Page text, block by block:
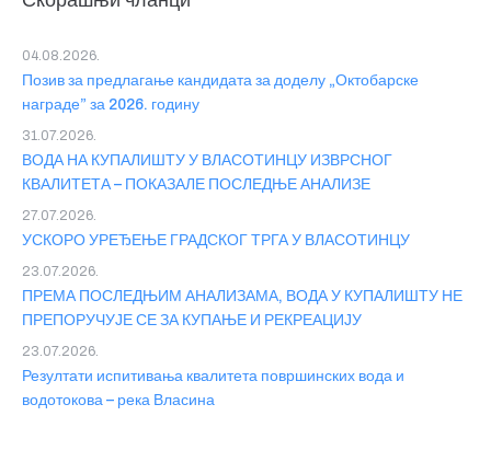
Позив за предлагање кандидата за доделу „Октобарске
награде” за 2026. годину
04.08.2026.
ВОДА НА КУПАЛИШТУ У ВЛАСОТИНЦУ ИЗВРСНОГ
КВАЛИТЕТА – ПОКАЗАЛЕ ПОСЛЕДЊЕ АНАЛИЗЕ
31.07.2026.
УСКОРО УРЕЂЕЊЕ ГРАДСКОГ ТРГА У ВЛАСОТИНЦУ
27.07.2026.
ПРЕМА ПОСЛЕДЊИМ АНАЛИЗАМА, ВОДА У КУПАЛИШТУ НЕ
ПРЕПОРУЧУЈЕ СЕ ЗА КУПАЊЕ И РЕКРЕАЦИЈУ
23.07.2026.
Резултати испитивања квалитета површинских вода и
водотокова – река Власина
23.07.2026.